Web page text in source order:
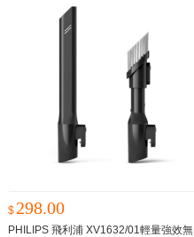
$ 298.00
PHILIPS 飛利浦 XV1632/01輕量強效無